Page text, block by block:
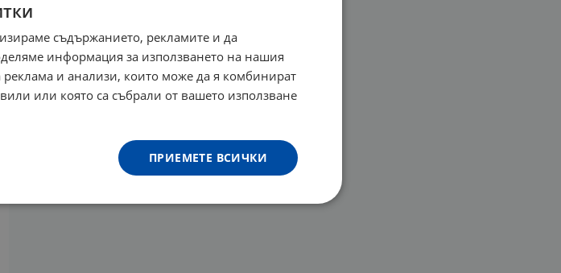
съдържанието, рекламите и да
информация за използването на нашия
реклама и анализи, които може да я комбинират
или която са събрали от вашето използване
ПРИЕМЕТЕ ВСИЧКИ